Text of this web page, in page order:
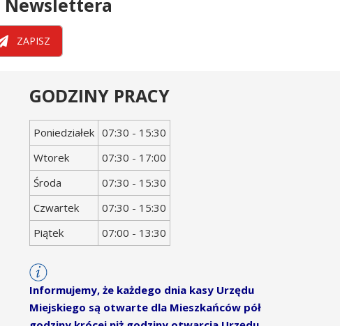
Newslettera
ZAPISZ
GODZINY PRACY
Dzień
tygodnia
Godziny
otwarcia
Poniedziałek 07:30 - 15:30
Wtorek
07:30 - 17:00
Środa
07:30 - 15:30
Czwartek
07:30 - 15:30
Piątek
07:00 - 13:30
Informujemy, że każdego dnia kasy Urzędu
Miejskiego są otwarte dla Mieszkańców pół